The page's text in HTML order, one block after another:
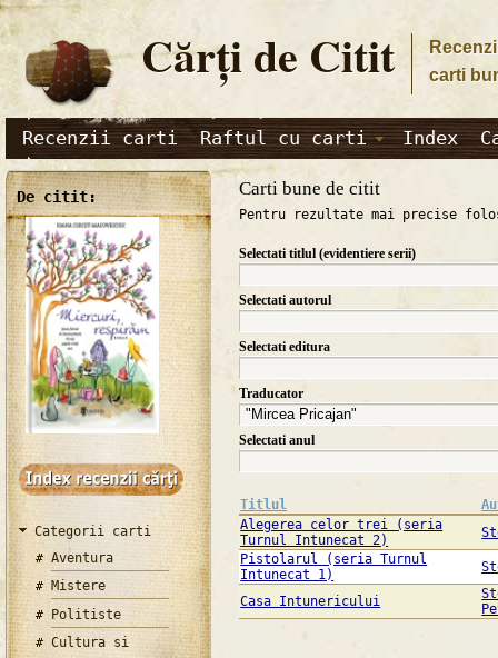
Cărţi de Citit
carti
Recenzii carti Raftul cu carti Index
De citit:
Categorii carti
Aventura
Mistere
Politiste
Cultura si
Carti bune de citit
Pentru rezultate mai precise
Selectati titlul (evidentiere serii)
Selectati autorul
Selectati editura
Traducator
Selectati anul
Titlul
Alegerea celor trei (seria
Turnul Intunecat 2)
Pistolarul (seria Turnul
Intunecat 1)
Casa Intunericului